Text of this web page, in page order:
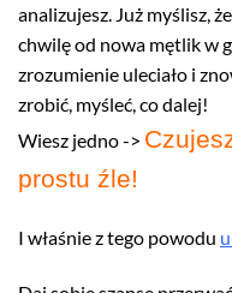
analizujesz. Już myślisz,
chwilę od nowa mętlik w
zrozumienie uleciało i
zrobić, myśleć, co dalej!
Wiesz jedno ->
prostu źle!
I właśnie z tego powodu